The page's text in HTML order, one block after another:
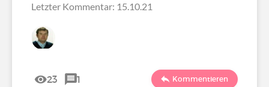
Letzter Kommentar: 15.10.21
23 1 Kommentieren